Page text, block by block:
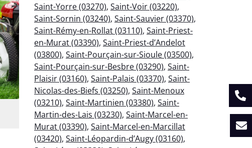
Saint-Yorre (03270), Saint-Voir (03220),
Saint-Sornin (03240), Saint-Sauvier (03370),
Saint-Rémy-en-Rollat (03110), Saint-Priest-
en-Murat (03390), Saint-Priest-d’Andelot
(03800), Saint-Pourçain-sur-Sioule (03500),
Saint-Pourçain-sur-Besbre (03290), Saint-
Plaisir (03160), Saint-Palais (03370), Saint-
Nicolas-des-Biefs (03250), Saint-Menoux
(03210), Saint-Martinien (03380), Saint-
Martin-des-Lais (03230), Saint-Marcel-en-
Murat (03390), Saint-Marcel-en-Marcillat
(03420), Saint-Léopardin-d’Augy (03160),